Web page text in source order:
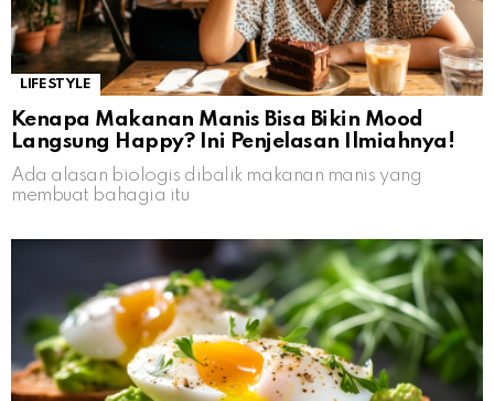
LIFESTYLE
Kenapa Makanan Manis Bisa Bikin Mood
Langsung Happy? Ini Penjelasan Ilmiahnya!
Ada alasan biologis dibalik makanan manis yang
membuat bahagia itu